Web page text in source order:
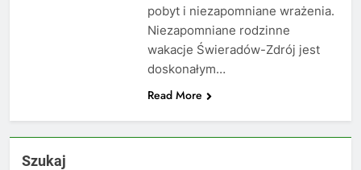
pobyt i niezapomniane wrażenia.
Niezapomniane rodzinne
wakacje Świeradów-Zdrój jest
doskonałym…
Read More
Szukaj